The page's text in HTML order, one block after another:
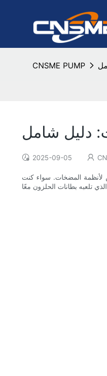
CNSME PUMP
دليل شامل
2025-09-05
لأنظمة المضخات. سواء كنت